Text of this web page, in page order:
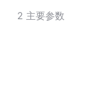
2 主要参数